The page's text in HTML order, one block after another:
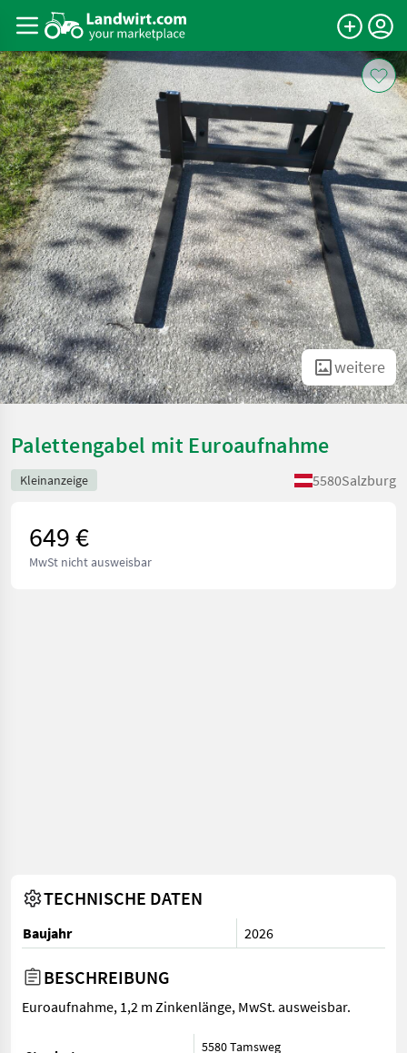
weitere
Palettengabel mit Euroaufnahme
Kleinanzeige 5580Salzburg
649 €
MwSt nicht ausweisbar
TECHNISCHE DATEN
Baujahr 2026
BESCHREIBUNG
Euroaufnahme, 1,2 m Zinkenlänge, MwSt. ausweisbar.
5580 Tamsweg